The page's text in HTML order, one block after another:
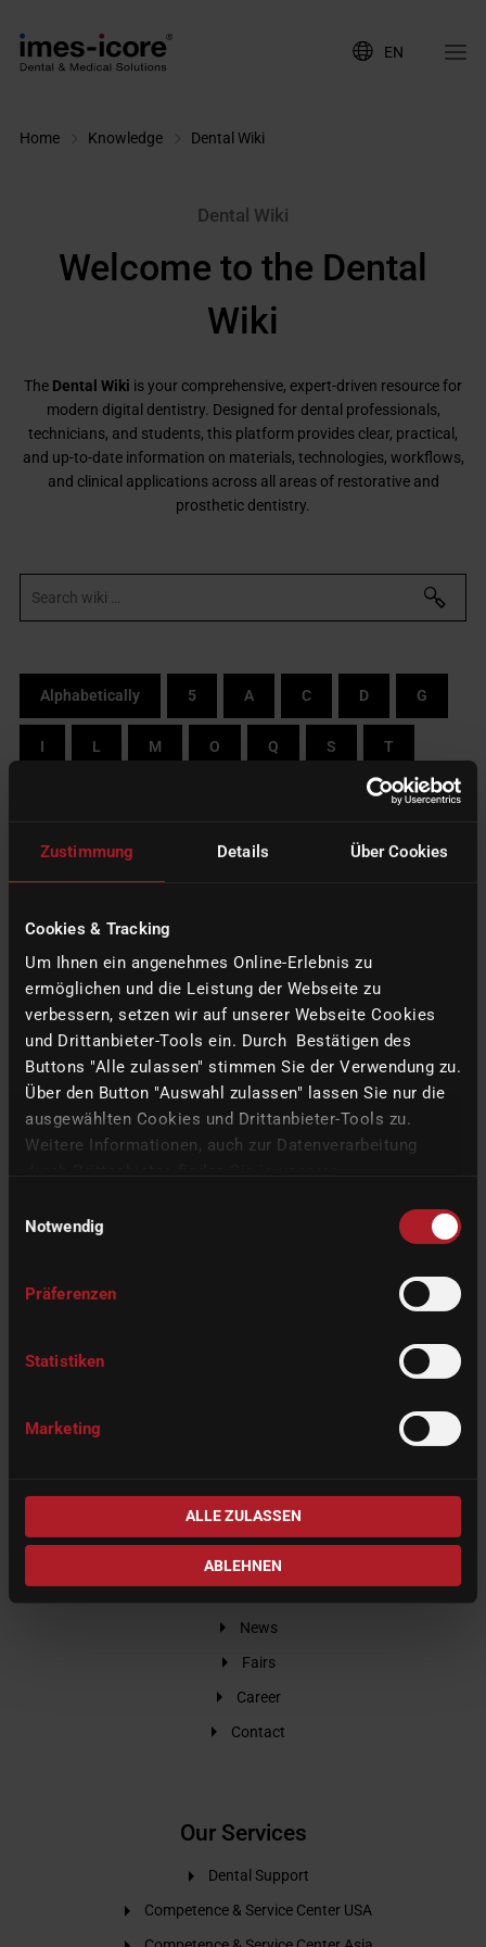
Zustimmung Details Über Cookies
Cookies & Tracking
Um Ihnen ein angenehmes Online-Erlebnis zu
ermöglichen und die Leistung der Webseite zu
verbessern, setzen wir auf unserer Webseite Cookies
und Drittanbieter-Tools ein. Durch Bestätigen des
Buttons "Alle zulassen" stimmen Sie der Verwendung zu.
Über den Button "Auswahl zulassen" lassen Sie nur die
ausgewählten Cookies und Drittanbieter-Tools zu.
Weitere Informationen, auch zur Datenverarbeitung
Notwendig
Präferenzen
Statistiken
Marketing
ALLE ZULASSEN
ABLEHNEN
EN
Home Knowledge Dental Wiki
Dental Wiki
Welcome to the Dental
Wiki
The Dental Wiki is your comprehensive, expert-driven resource for
modern digital dentistry. Designed for dental professionals,
technicians, and students, this platform provides clear, practical,
and up-to-date information on materials, technologies, workflows,
and clinical applications across all areas of restorative and
prosthetic dentistry.
Alphabetically 5 A C D G
L M O Q S T
W
imes-icore GmbH
Im Leibolzgraben 16
36132 Eiterfeld
Our company
News
Fairs
Career
Contact
Our Services
Dental Support
Competence & Service Center USA